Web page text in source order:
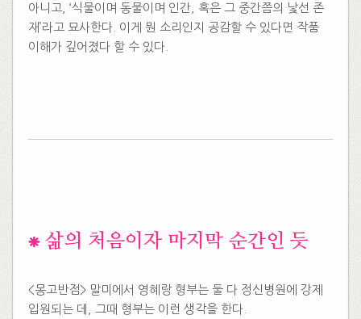
아니고, ‘식물이며 동물이며 인간, 혹은 그 중간쯤의 낯선 존
재’라고 묘사한다. 이게 뭔 소리인지 공감할 수 있다면 작품
이해가 깊어졌다 할 수 있다.
​⁕ 삶의 처음이자 마지막 순간인 듯
<몽고반점> 말미에서 영혜랑 형부는 둘 다 정신병원에 강제
입원되는 데, 그때 형부는 이런 생각을 한다.